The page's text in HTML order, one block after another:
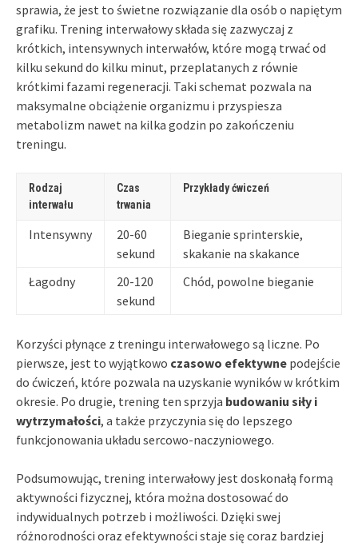
sprawia, że jest to świetne rozwiązanie dla osób o napiętym
grafiku. Trening interwałowy składa się zazwyczaj z
krótkich, intensywnych interwałów, które mogą trwać od
kilku sekund do kilku minut, przeplatanych z równie
krótkimi fazami regeneracji. Taki schemat pozwala na
maksymalne obciążenie organizmu i przyspiesza
metabolizm nawet na kilka godzin po zakończeniu
treningu.
Rodzaj
interwału
Czas
trwania
Przykłady ćwiczeń
Intensywny
20-60
sekund
Bieganie sprinterskie,
skakanie na skakance
Łagodny
20-120
sekund
Chód, powolne bieganie
Korzyści płynące z treningu interwałowego są liczne. Po
pierwsze, jest to wyjątkowo czasowo efektywne podejście
do ćwiczeń, które pozwala na uzyskanie wyników w krótkim
okresie. Po drugie, trening ten sprzyja budowaniu siły i
wytrzymałości, a także przyczynia się do lepszego
funkcjonowania układu sercowo-naczyniowego.
Podsumowując, trening interwałowy jest doskonałą formą
aktywności fizycznej, która można dostosować do
indywidualnych potrzeb i możliwości. Dzięki swej
różnorodności oraz efektywności staje się coraz bardziej